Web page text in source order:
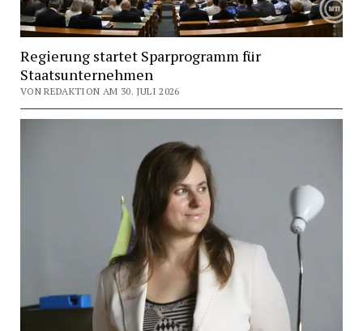
Regierung startet Sparprogramm für
Staatsunternehmen
VON REDAKTION AM 30. JULI 2026